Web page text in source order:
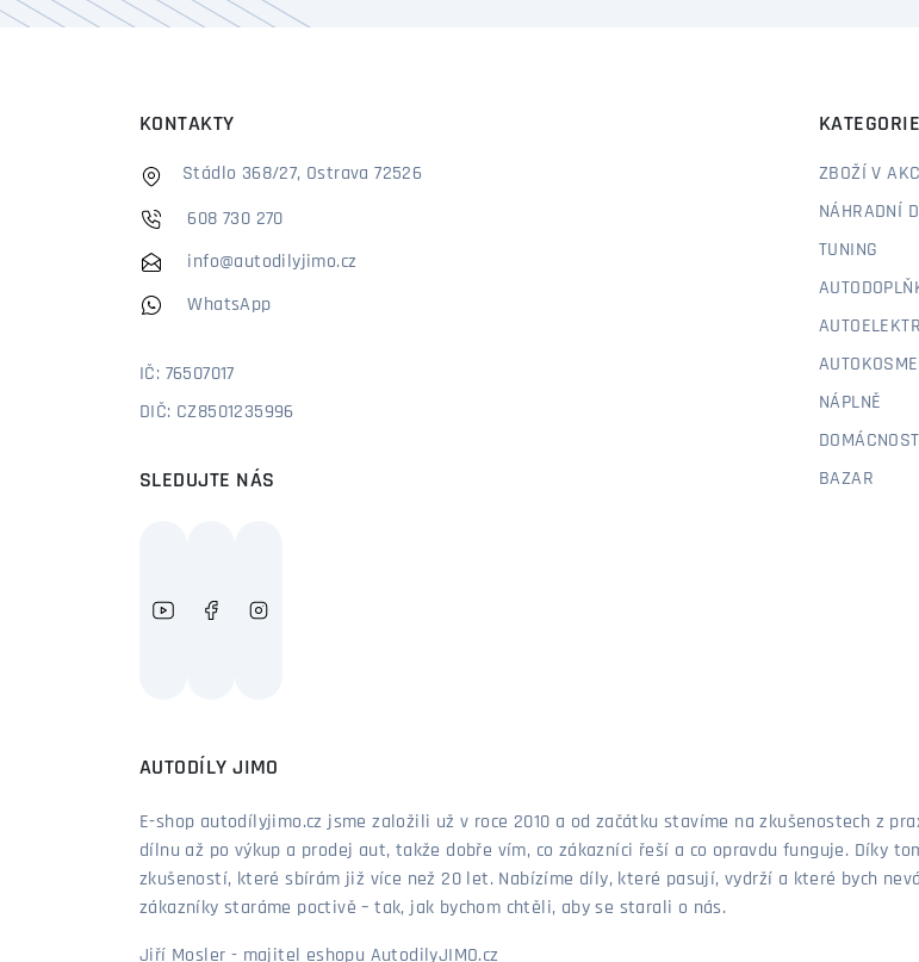
KONTAKTY
Stádlo 368/27, Ostrava 72526
608 730 270
info@autodilyjimo.cz
WhatsApp
IČ: 76507017
DIČ: CZ8501235996
SLEDUJTE NÁS
ZBOŽÍ V AKCI
NÁHRADNÍ
TUNING
NÁPLNĚ
DOMÁCNOST
BAZAR
AUTODÍLY JIMO
E-shop autodílyjimo.cz jsme založili už v roce 2010 a od začátku stavíme na zkušenostech z
dílnu až po výkup a prodej aut, takže dobře vím, co zákazníci řeší a co opravdu funguje. Díky
zkušeností, které sbírám již více než 20 let. Nabízíme díly, které pasují, vydrží a které bych
zákazníky staráme poctivě – tak, jak bychom chtěli, aby se starali o nás.
Jiří Mosler - majitel eshopu AutodilyJIMO.cz